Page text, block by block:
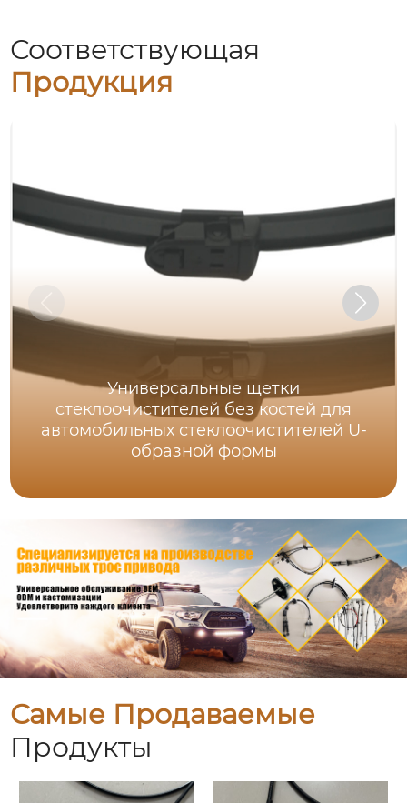
Соответствующая
Продукция
Универсальные щетки
стеклоочистителей без костей для
автомобильных стеклоочистителей U-
образной формы
Самые Продаваемые
Продукты